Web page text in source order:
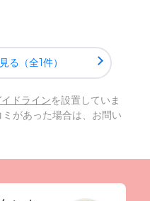
る（全1件）
ドラインを設置していま
があった場合は、お問い